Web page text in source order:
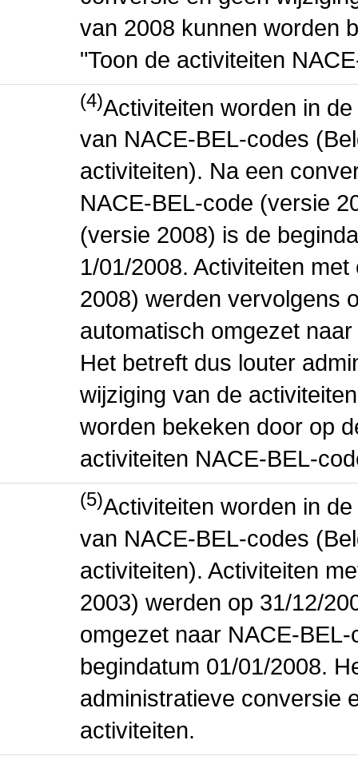
van 2008 kunnen worden
"Toon de activiteiten
(4)Activiteiten worden in
van NACE-BEL-codes
activiteiten). Na een
NACE-BEL-code (versie
(versie 2008) is de
1/01/2008. Activiteiten
2008) werden vervolgens
automatisch omgezet
Het betreft dus louter
wijziging van de
worden bekeken door op
activiteiten NACE-BEL-
(5)Activiteiten worden in
van NACE-BEL-codes
activiteiten). Activiteiten
2003) werden op 31/12/
omgezet naar NACE-
begindatum 01/01/2008.
administratieve conversie
activiteiten.